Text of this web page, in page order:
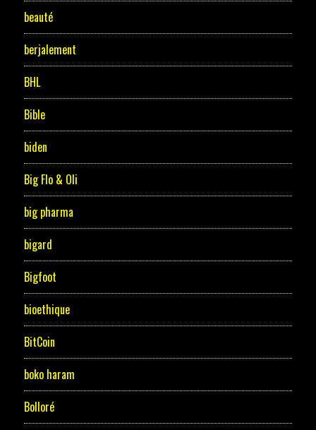
beauté
berjalement
BHL
Bible
biden
Big Flo & Oli
big pharma
bigard
Bigfoot
bioethique
BitCoin
boko haram
Bolloré